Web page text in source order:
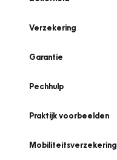
Verzekering
Garantie
Pechhulp
Praktijk voorbeelden
Mobiliteitsverzekering